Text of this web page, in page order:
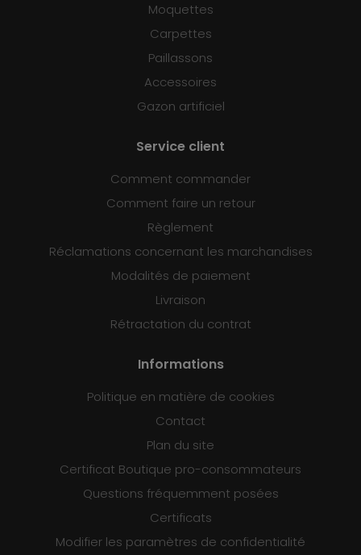
Moquettes
Carpettes
Paillassons
Accessoires
Gazon artificiel
Service client
Comment commander
Comment faire un retour
Règlement
Réclamations concernant les marchandises
Modalités de paiement
Livraison
Rétractation du contrat
Informations
Politique en matière de cookies
Contact
Plan du site
Certificat Boutique pro-consommateurs
Questions fréquemment posées
Certificats
Modifier les paramètres de confidentialité